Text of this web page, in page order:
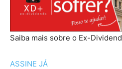
Saiba mais sobre o Ex-Dividend
ASSINE JÁ